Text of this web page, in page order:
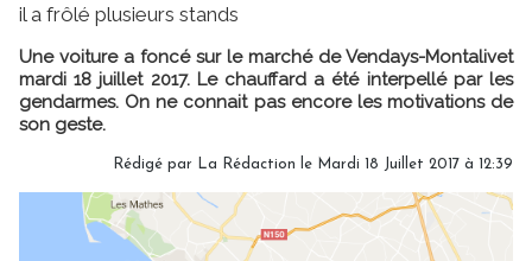
il a frôlé plusieurs stands
Une voiture a foncé sur le marché de Vendays-Montalivet
mardi 18 juillet 2017. Le chauffard a été interpellé par les
gendarmes. On ne connait pas encore les motivations de
son geste.
Rédigé par La Rédaction le Mardi 18 Juillet 2017 à 12:39